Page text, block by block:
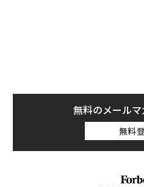
無料のメール
無料